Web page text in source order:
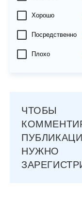
Хорошо
Посредственно
Плохо
ЧТОБЫ
НУЖНО